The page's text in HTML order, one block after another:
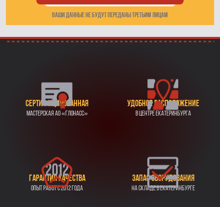
ваши данные не будут переданы третьим лицам
Сертифицированная
мастерская АО «ГЛОНАСС»
Удобное расположение
в центре екатеринбурга
Гарантия качества
опыт работ с 2012 года
Запас оборудования
на складе в Eкатеринбурге